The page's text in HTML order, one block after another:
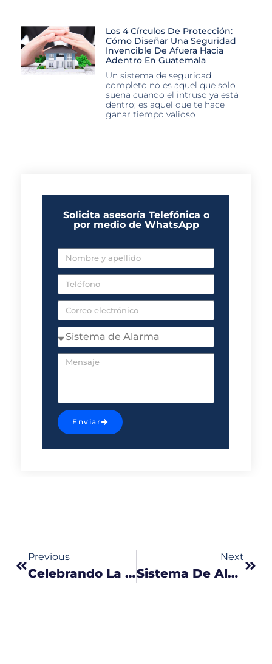
Los 4 Círculos De Protección:
Cómo Diseñar Una Seguridad
Invencible De Afuera Hacia
Adentro En Guatemala
Un sistema de seguridad
completo no es aquel que solo
suena cuando el intruso ya está
dentro; es aquel que te hace
ganar tiempo valioso
Solicita asesoría Telefónica o
por medio de WhatsApp
Enviar
Previous
Celebrando La Independencia Y Reconociendo A Nuestros Colaboradores En Golán
Next
Sistema De Alarma Para Casa, Una Forma De Mejorar La Seguridad De Tu Familia